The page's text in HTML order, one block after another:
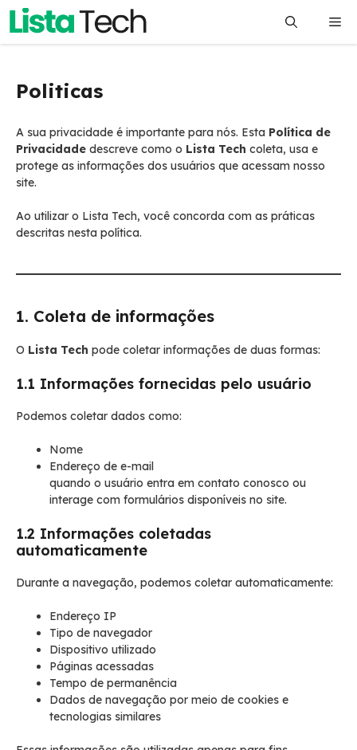
Pular
o
Politicas
A sua privacidade é importante para nós. Esta Política de
Privacidade descreve como o Lista Tech coleta, usa e
protege as informações dos usuários que acessam nosso
site.
Ao utilizar o Lista Tech, você concorda com as práticas
descritas nesta política.
1. Coleta de informações
O Lista Tech pode coletar informações de duas formas:
1.1 Informações fornecidas pelo usuário
Podemos coletar dados como:
Nome
Endereço de e-mail
quando o usuário entra em contato conosco ou
interage com formulários disponíveis no site.
1.2 Informações coletadas
automaticamente
Durante a navegação, podemos coletar automaticamente:
Endereço IP
Tipo de navegador
Dispositivo utilizado
Páginas acessadas
Tempo de permanência
Dados de navegação por meio de cookies e
tecnologias similares